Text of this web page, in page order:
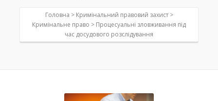
Головна > Кримінальний правовий захист>
Кримінальне право > Процесуальні зловживання під
час досудового розслідування